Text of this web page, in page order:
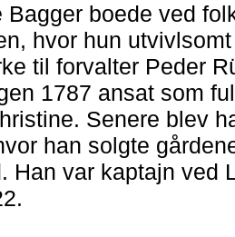
Bagger boede ved
hvor hun
til forvalter Peder
1787 ansat som
Senere blev
han solgte
Han var kaptajn